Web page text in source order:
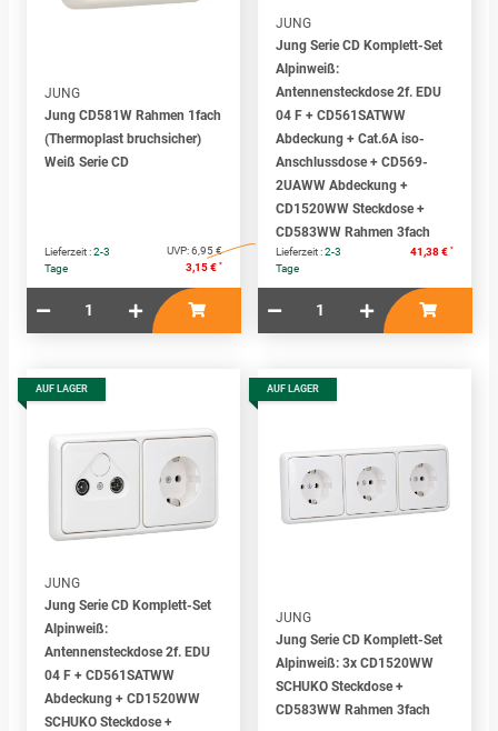
JUNG
Jung CD581W Rahmen 1fach
(Thermoplast bruchsicher)
Weiß Serie CD
Lieferzeit :2-3
Tage
UVP:6,95 €
3,15 € *
JUNG
Jung Serie CD Komplett-Set
Alpinweiß:
Antennensteckdose 2f. EDU
04 F + CD561SATWW
Abdeckung + Cat.6A iso-
Anschlussdose + CD569-
2UAWW Abdeckung +
CD1520WW Steckdose +
CD583WW Rahmen 3fach
Lieferzeit :2-3
Tage
41,38 € *
AUF LAGER
JUNG
Jung Serie CD Komplett-Set
Alpinweiß:
Antennensteckdose 2f. EDU
04 F + CD561SATWW
Abdeckung + CD1520WW
SCHUKO Steckdose +
AUF LAGER
JUNG
Jung Serie CD Komplett-Set
Alpinweiß: 3x CD1520WW
SCHUKO Steckdose +
CD583WW Rahmen 3fach